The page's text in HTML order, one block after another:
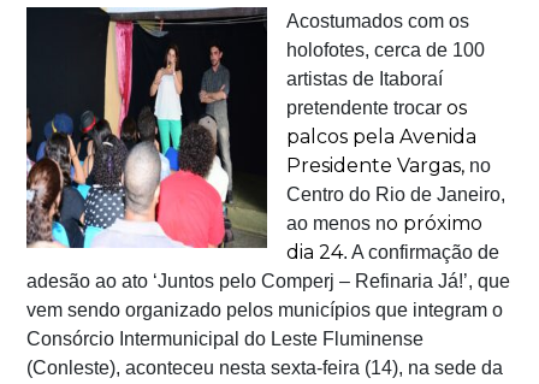
Acostumados com os
holofotes, cerca de 100
artistas de Itaboraí
pretendente trocar os
palcos pela Avenida
Presidente Vargas, no
Centro do Rio de Janeiro,
ao menos no próximo
dia 24. A confirmação de
adesão ao ato ‘Juntos pelo Comperj – Refinaria Já!’, que
vem sendo organizado pelos municípios que integram o
Consórcio Intermunicipal do Leste Fluminense
(Conleste), aconteceu nesta sexta-feira (14), na sede da